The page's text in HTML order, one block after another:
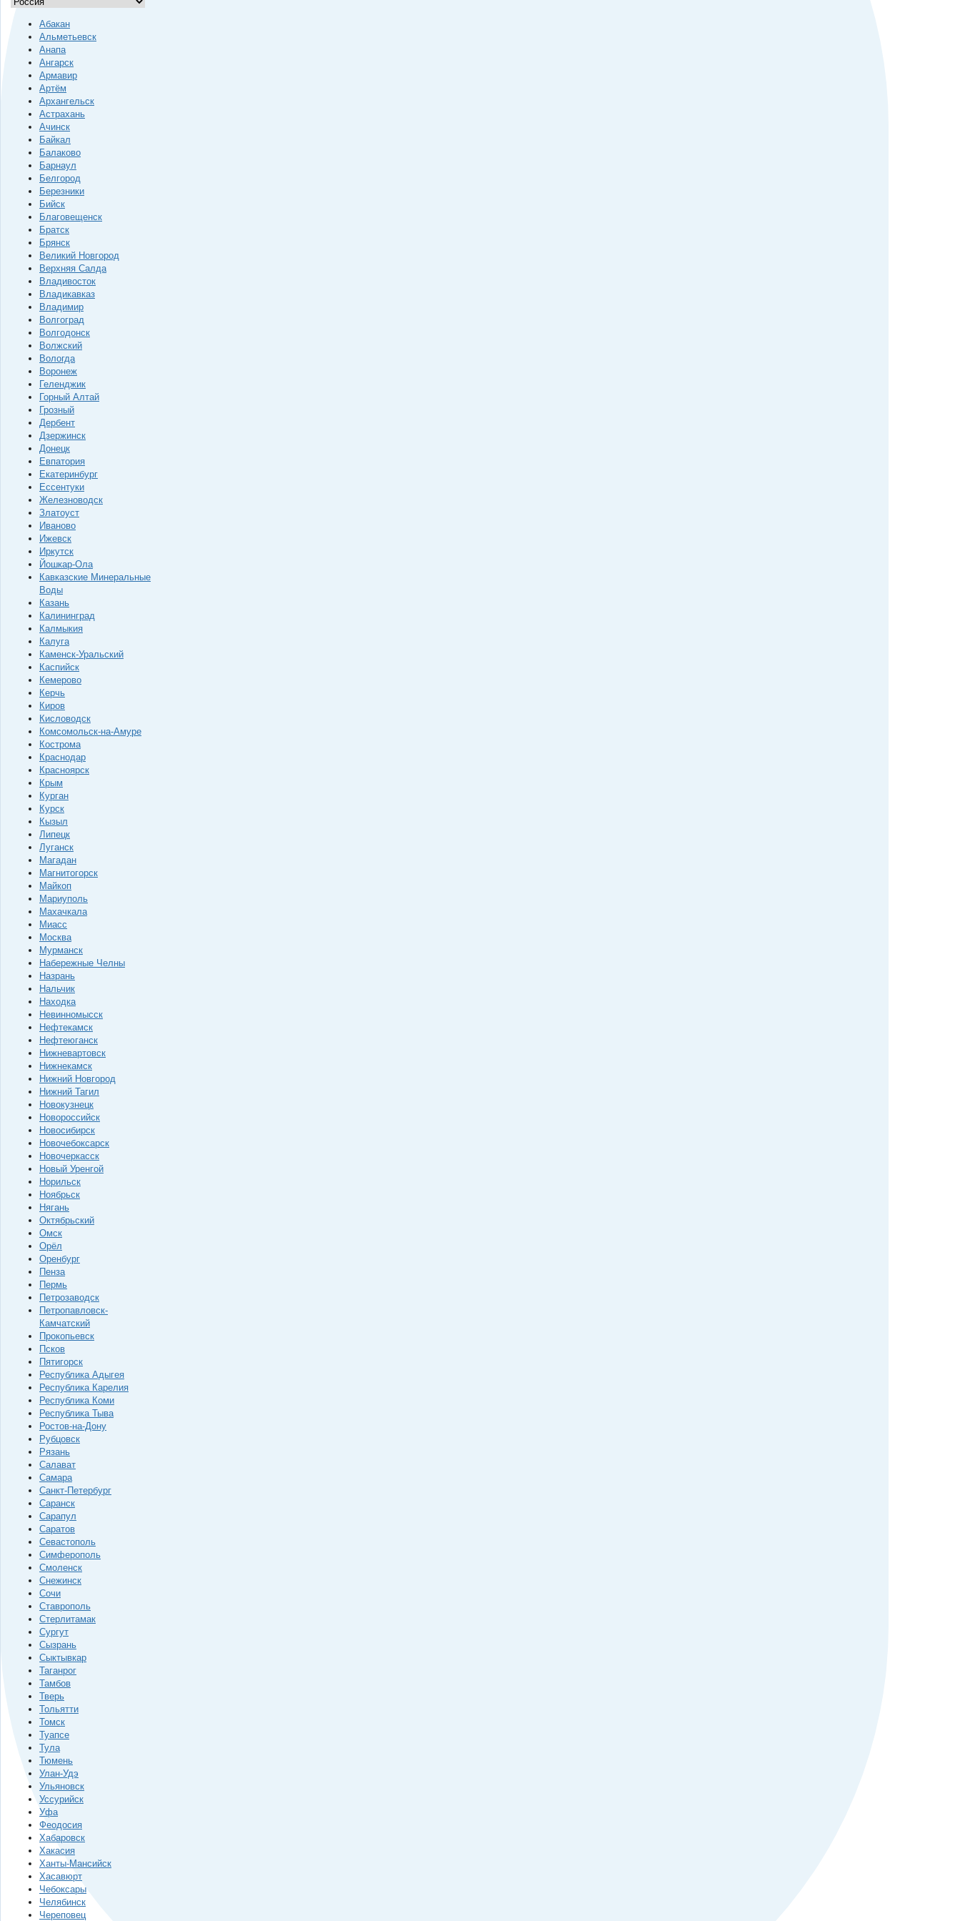
Абакан
Альметьевск
Анапа
Ангарск
Армавир
Артём
Архангельск
Астрахань
Ачинск
Байкал
Балаково
Барнаул
Белгород
Березники
Бийск
Благовещенск
Братск
Брянск
Великий Новгород
Верхняя Салда
Владивосток
Владикавказ
Владимир
Волгоград
Волгодонск
Волжский
Вологда
Воронеж
Геленджик
Горный Алтай
Грозный
Дербент
Дзержинск
Донецк
Евпатория
Екатеринбург
Ессентуки
Железноводск
Златоуст
Иваново
Ижевск
Иркутск
Йошкар-Ола
Кавказские Минеральные
Воды
Казань
Калининград
Калмыкия
Калуга
Каменск-Уральский
Каспийск
Кемерово
Керчь
Киров
Кисловодск
Комсомольск-на-Амуре
Кострома
Краснодар
Красноярск
Крым
Курган
Курск
Кызыл
Липецк
Луганск
Магадан
Магнитогорск
Майкоп
Мариуполь
Махачкала
Миасс
Москва
Мурманск
Набережные Челны
Назрань
Нальчик
Находка
Невинномысск
Нефтекамск
Нефтеюганск
Нижневартовск
Нижнекамск
Нижний Новгород
Нижний Тагил
Новокузнецк
Новороссийск
Новосибирск
Новочебоксарск
Новочеркасск
Новый Уренгой
Норильск
Ноябрьск
Нягань
Октябрьский
Омск
Орёл
Оренбург
Пенза
Пермь
Петрозаводск
Петропавловск-
Камчатский
Прокопьевск
Псков
Пятигорск
Республика Адыгея
Республика Карелия
Республика Коми
Республика Тыва
Ростов-на-Дону
Рубцовск
Рязань
Салават
Самара
Санкт-Петербург
Саранск
Сарапул
Саратов
Севастополь
Симферополь
Смоленск
Снежинск
Сочи
Ставрополь
Стерлитамак
Сургут
Сызрань
Сыктывкар
Таганрог
Тамбов
Тверь
Тольятти
Томск
Туапсе
Тула
Тюмень
Улан-Удэ
Ульяновск
Уссурийск
Уфа
Феодосия
Хабаровск
Хакасия
Ханты-Мансийск
Хасавюрт
Чебоксары
Челябинск
Череповец